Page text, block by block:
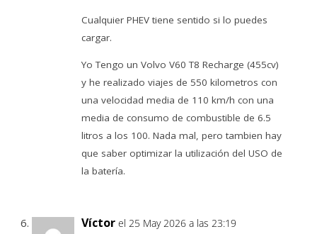
Cualquier PHEV tiene sentido si lo puedes
cargar.
Yo Tengo un Volvo V60 T8 Recharge (455cv)
y he realizado viajes de 550 kilometros con
una velocidad media de 110 km/h con una
media de consumo de combustible de 6.5
litros a los 100. Nada mal, pero tambien hay
que saber optimizar la utilización del USO de
la batería.
Víctor el 25 May 2026 a las 23:19